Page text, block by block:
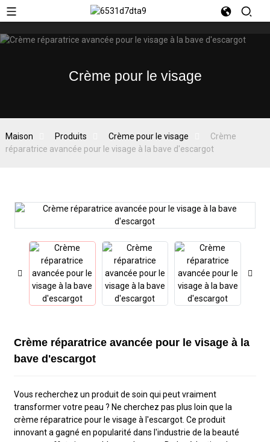
Crème pour le visage
Maison Produits Crème pour le visage
Crème
réparatrice avancée pour le visage à la bave d'escargot
Crème réparatrice avancée pour le visage à la
bave d'escargot
Vous recherchez un produit de soin qui peut vraiment
transformer votre peau ? Ne cherchez pas plus loin que la
crème réparatrice pour le visage à l'escargot. Ce produit
innovant a gagné en popularité dans l'industrie de la beauté